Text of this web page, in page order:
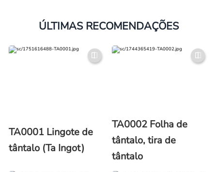
ÚLTIMAS RECOMENDAÇÕES
TA0001 Lingote de
tântalo (Ta Ingot)
TA0002 Folha de
tântalo, tira de
tântalo